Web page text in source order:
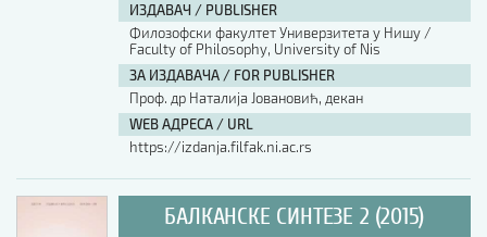
ИЗДАВАЧ / PUBLISHER
Филозофски факултет Универзитета у Нишу /
Faculty of Philosophy, University of Nis
ЗА ИЗДАВАЧА / FOR PUBLISHER
Проф. др Наталија Јовановић, декан
WEB АДРЕСА / URL
https://izdanja.filfak.ni.ac.rs
БАЛКАНСКЕ СИНТЕЗЕ 2 (2015)